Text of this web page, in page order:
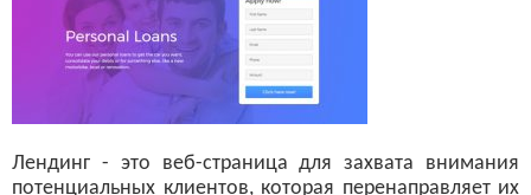
Лендинг - это веб-страница для захвата внимания
потенциальных клиентов, которая перенаправляет их